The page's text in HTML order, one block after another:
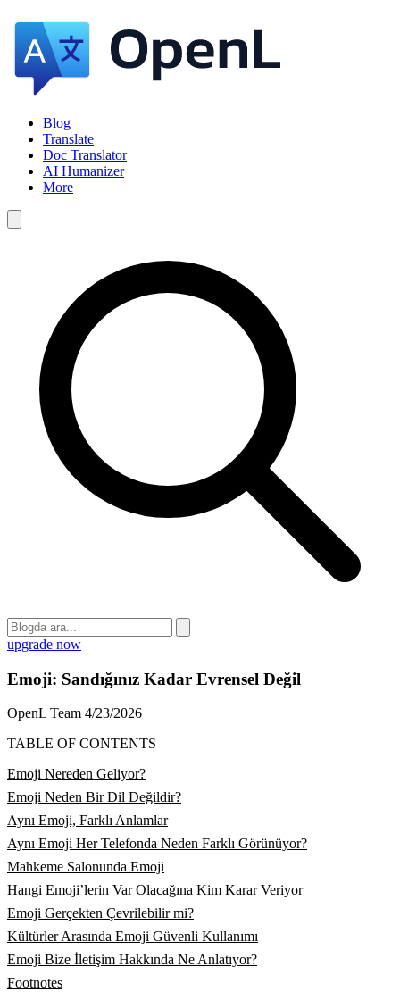
Blog
Translate
Doc Translator
AI Humanizer
More
upgrade now
Emoji: Sandığınız Kadar Evrensel Değil
OpenL Team 4/23/2026
TABLE OF CONTENTS
Emoji Nereden Geliyor?
Emoji Neden Bir Dil Değildir?
Aynı Emoji, Farklı Anlamlar
Aynı Emoji Her Telefonda Neden Farklı Görünüyor?
Mahkeme Salonunda Emoji
Hangi Emoji’lerin Var Olacağına Kim Karar Veriyor
Emoji Gerçekten Çevrilebilir mi?
Kültürler Arasında Emoji Güvenli Kullanımı
Emoji Bize İletişim Hakkında Ne Anlatıyor?
Footnotes